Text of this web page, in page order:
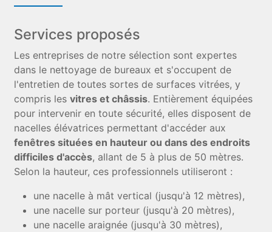
Services proposés
Les entreprises de notre sélection sont expertes
dans le nettoyage de bureaux et s'occupent de
l'entretien de toutes sortes de surfaces vitrées, y
compris lesvitres et châssis. Entièrement équipées
pour intervenir en toute sécurité, elles disposent de
nacelles élévatrices permettant d'accéder aux
fenêtres situées en hauteur ou dans des endroits
difficiles d'accès, allant de 5 à plus de 50 mètres.
Selon la hauteur, ces professionnels utiliseront :
une nacelle à mât vertical (jusqu'à 12 mètres),
une nacelle sur porteur (jusqu'à 20 mètres),
une nacelle araignée (jusqu'à 30 mètres),